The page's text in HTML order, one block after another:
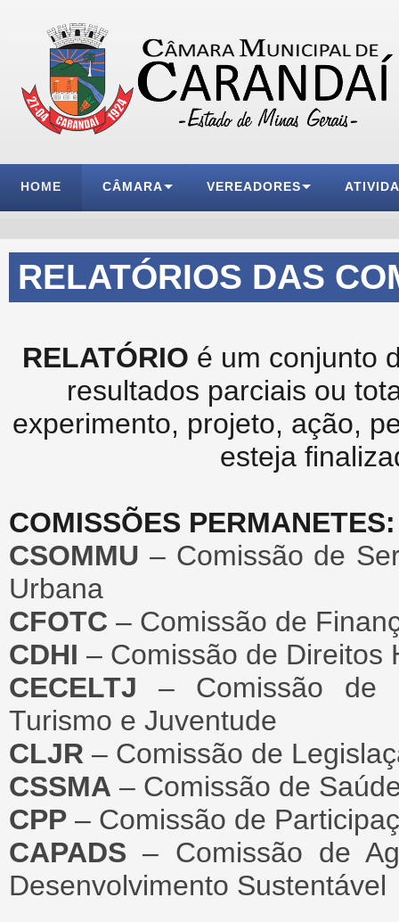
HOME CÂMARA VEREADORES
RELATÓRIOS DAS
RELATÓRIO é um conjunto
resultados parciais ou
experimento, projeto, ação,
esteja
COMISSÕES PERMANETES:
CSOMMU – Comissão de
Urbana
CFOTC – Comissão de
CDHI – Comissão de Direitos
CECELTJ – Comissão de
Turismo e Juventude
CLJR – Comissão de
CSSMA – Comissão de
CPP – Comissão de
CAPADS – Comissão de
Desenvolvimento Sustentável